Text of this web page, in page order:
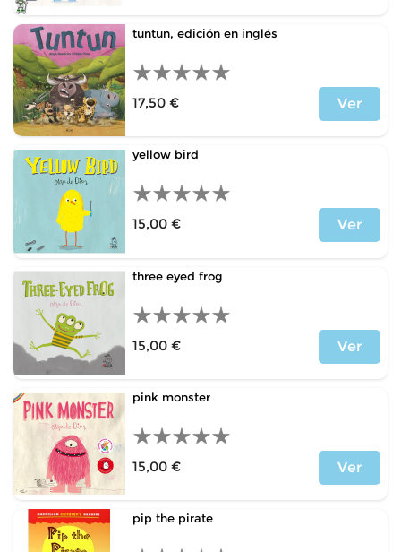
tuntun, edición en inglés
17,50 €
Ver
yellow bird
15,00 €
Ver
three eyed frog
15,00 €
Ver
pink monster
15,00 €
Ver
pip the pirate